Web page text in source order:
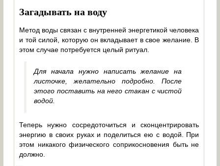
Загадывать на воду
Метод воды связан с внутренней энергетикой человека
и той силой, которую он вкладывает в свое желание. В
этом случае потребуется целый ритуал.
Для начала нужно написать желание на
листочке, желательно подробно. После
этого поставить на него стакан с чистой
водой.
Теперь нужно сосредоточиться и сконцентрировать
энергию в своих руках и поделиться ею с водой. При
этом никакого физического соприкосновения быть не
должно.